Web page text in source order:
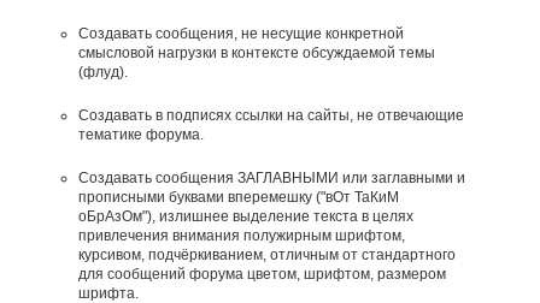
Создавать сообщения, не несущие конкретной
смысловой нагрузки в контексте обсуждаемой темы
(флуд).
Создавать в подписях ссылки на сайты, не отвечающие
тематике форума.
Cоздавать сообщения ЗАГЛАВНЫМИ или заглавными и
прописными буквами вперемешку ("вОт ТаКиМ
оБрАзОм"), излишнее выделение текста в целях
привлечения внимания полужирным шрифтом,
курсивом, подчёркиванием, отличным от стандартного
для сообщений форума цветом, шрифтом, размером
шрифта.